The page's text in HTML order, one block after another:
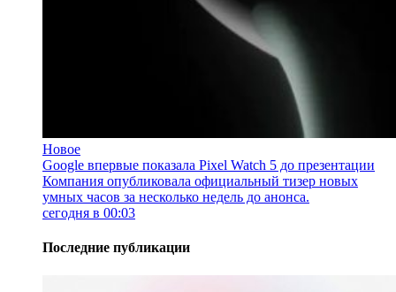
Новое
Google впервые показала Pixel Watch 5 до презентации
Компания опубликовала официальный тизер новых
умных часов за несколько недель до анонса.
сегодня в 00:03
Последние публикации